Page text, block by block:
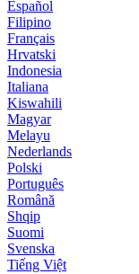
Español
Filipino
Français
Hrvatski
Indonesia
Italiana
Kiswahili
Magyar
Melayu
Nederlands
Polski
Português
Română
Shqip
Suomi
Svenska
Tiếng Việt